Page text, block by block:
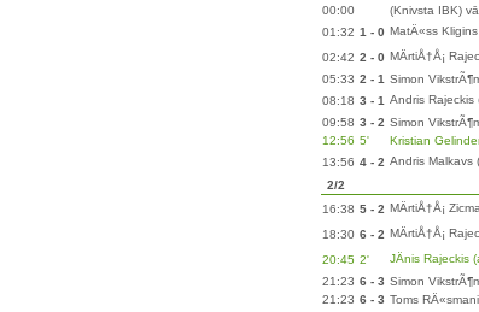
00:00
(Knivsta IBK)
01:32 1 - 0 MatÄ«ss Kligins
02:42 2 - 0 MÄrtiÅ†Å¡
05:33 2 - 1 Simon
08:18 3 - 1 Andris Rajeckis
09:58 3 - 2 Simon
12:56 5'
Kristian
13:56 4 - 2 Andris Malkavs
2/2
16:38 5 - 2 MÄrtiÅ†Å¡
18:30 6 - 2 MÄrtiÅ†Å¡
20:45 2'
JÄnis Rajeckis
21:23 6 - 3 Simon
21:23 6 - 3 Toms